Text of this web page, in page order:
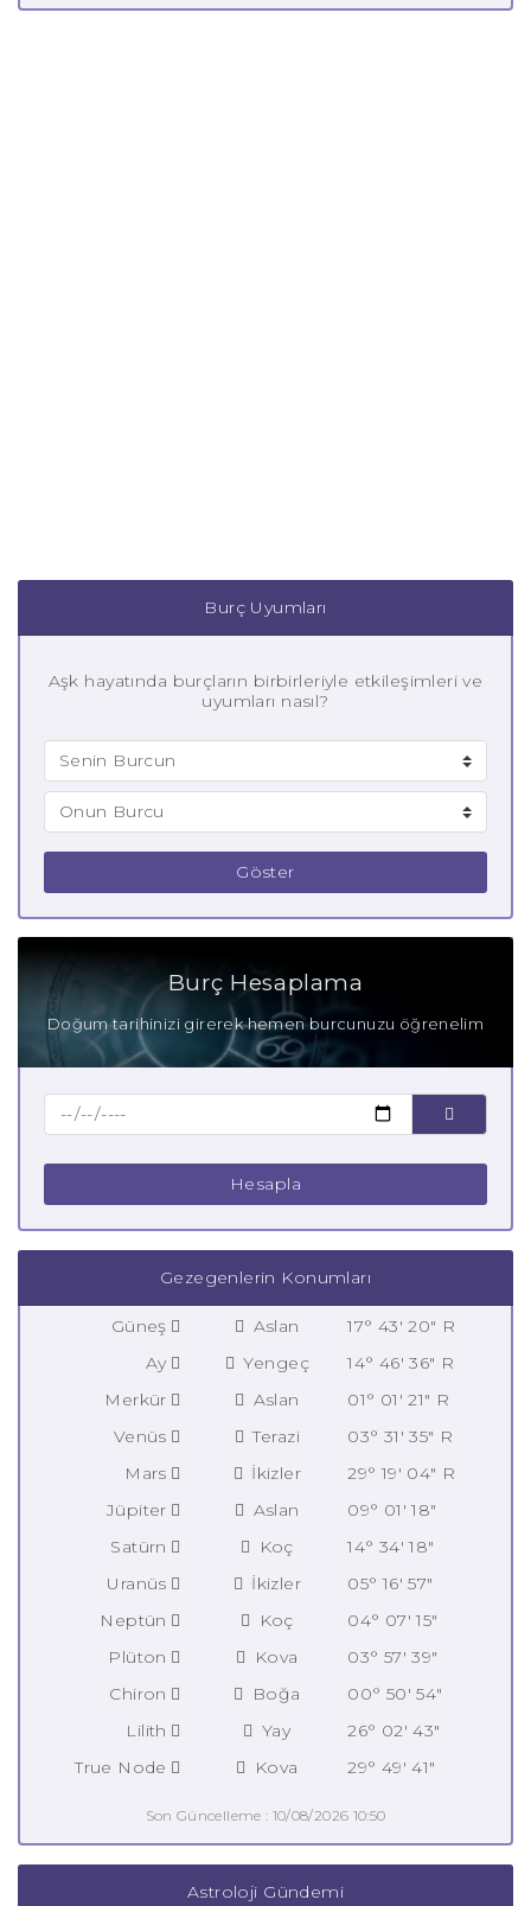
Burç Uyumları
Aşk hayatında burçların birbirleriyle etkileşimleri ve
uyumları nasıl?
Göster
Burç Hesaplama
Doğum tarihinizi girerek hemen burcunuzu öğrenelim
Hesapla
Gezegenlerin Konumları
Güneş Aslan
17° 43' 20" R
Ay
Yengeç
14° 46' 36" R
Merkür
Aslan
01° 01' 21" R
Venüs
Terazi
03° 31' 35" R
Mars
İkizler
29° 19' 04" R
Jüpiter
Aslan
09° 01' 18"
Satürn
Koç
14° 34' 18"
Uranüs
İkizler
05° 16' 57"
Neptün
Koç
04° 07' 15"
Plüton
Kova
03° 57' 39"
Chiron
Boğa
00° 50' 54"
Lilith
Yay
26° 02' 43"
True Node
Kova 29° 49' 41"
Son Güncelleme : 10/08/2026 10:50
Astroloji Gündemi